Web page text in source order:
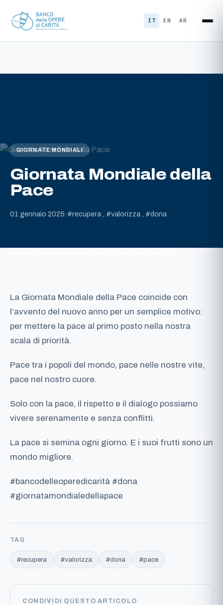
IT EN AR
GIORNATE MONDIALI
Giornata Mondiale della
Pace
01 gennaio 2025·#recupera , #valorizza , #dona
La Giornata Mondiale della Pace coincide con
l’avvento del nuovo anno per un semplice motivo:
per mettere la pace al primo posto nella nostra
scala di priorità.
Pace tra i popoli del mondo, pace nelle nostre vite,
pace nel nostro cuore.
Solo con la pace, il rispetto e il dialogo possiamo
vivere serenamente e senza conflitti.
La pace si semina ogni giorno. E i suoi frutti sono un
mondo migliore.
#bancodelleoperedicarità #dona
#giornatamondialedellapace
TAG
#recupera #valorizza #dona #pace
CONDIVIDI QUESTO ARTICOLO